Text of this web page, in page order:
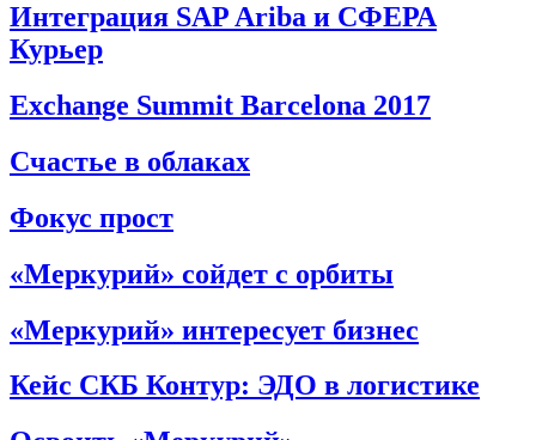
Интеграция SAP Ariba и СФЕРА
Курьер
Exchange Summit Barcelona 2017
Счастье в облаках
Фокус прост
«Меркурий» сойдет с орбиты
«Меркурий» интересует бизнес
Кейс СКБ Контур: ЭДО в логистике